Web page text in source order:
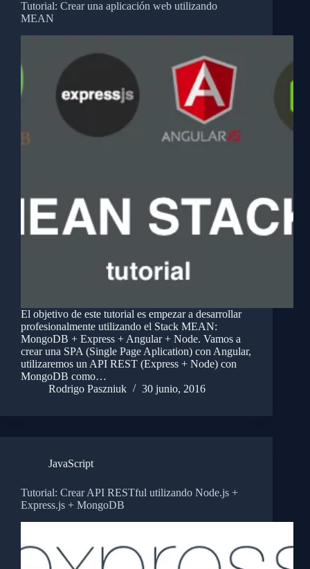
Tutorial: Crear una aplicación web utilizando
MEAN
El objetivo de este tutorial es empezar a desarrollar
profesionalmente utilizando el Stack MEAN:
MongoDB + Express + Angular + Node. Vamos a
crear una SPA (Single Page Aplication) con Angular,
utilizaremos un API REST (Express + Node) con
MongoDB como…
Rodrigo Paszniuk
30 junio, 2016
JavaScript
Tutorial: Crear API RESTful utilizando Node.js +
Express.js + MongoDB